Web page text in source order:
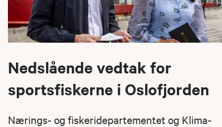
Nedslående vedtak for
sportsfiskerne i Oslofjorden
Nærings- og fiskeridepartementet og Klima-